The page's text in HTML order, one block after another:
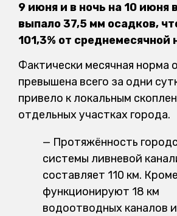
9 июня и в ночь на 10 июня
выпало 37,5 мм осадков,
101,3% от
Фактически месячная норма
превышена всего за одни
привело к локальным
отдельных участках города.
— Протяжённость
системы ливневой
составляет 110 км.
функционируют 18 км
водоотводных каналов и